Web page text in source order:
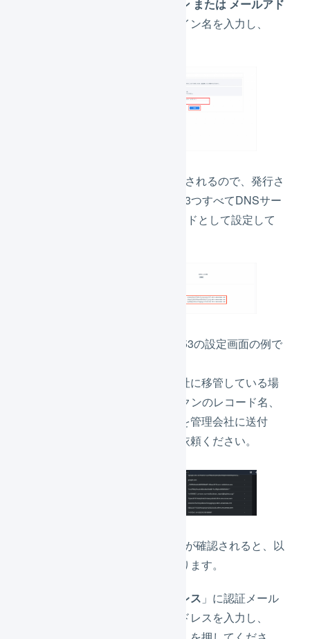
ドメイン または メールアド
」欄に対象ドメイン名を入力し、
DKIMトークンが発行されるので、発行さ
れたDKIMトークンを3つすべてDNSサー
バーにCNAMEレコードとして設定して
以下はAWSのRoute 53の設定画面の例で
ドメインの管理を他社に移管している場
合、3つのDKIMトークンのレコード名、
値、レコードタイプを管理会社に送付
し、設定するようご依頼ください。
DKIMトークンの設定が確認されると、以
下のような表示になります。
送信先メールアドレス 」に認証メール
を送付するメールアドレスを入力し、